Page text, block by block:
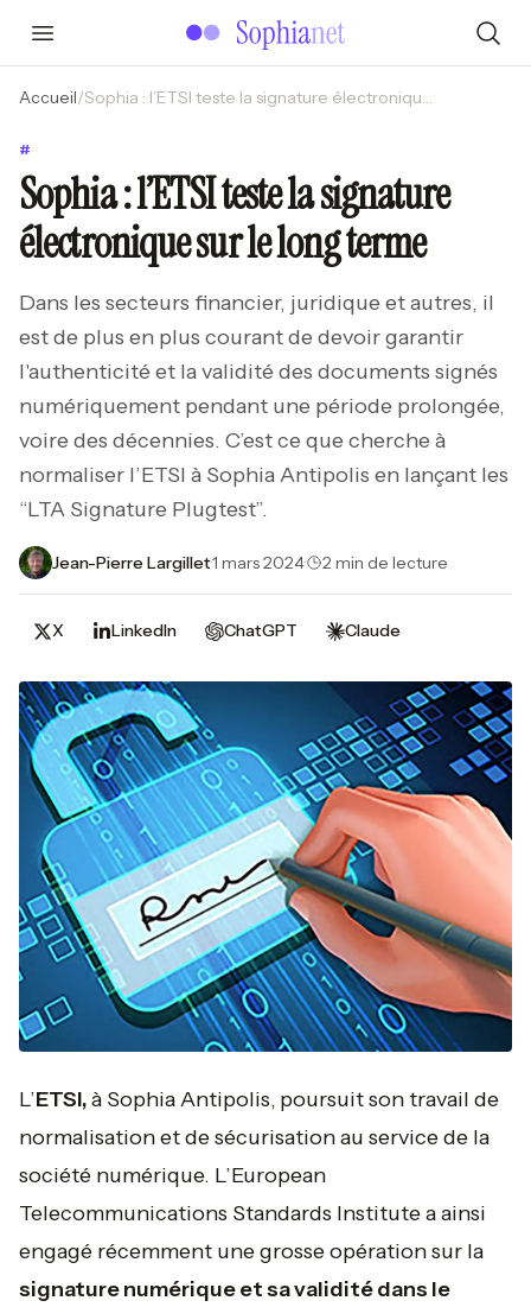
Accueil/ Sophia : l’ETSI teste la signature électronique sur le long terme
#
Sophia : l’ETSI teste la signature
électronique sur le long terme
Dans les secteurs financier, juridique et autres, il
est de plus en plus courant de devoir garantir
l'authenticité et la validité des documents signés
numériquement pendant une période prolongée,
voire des décennies. C’est ce que cherche à
normaliser l’ETSI à Sophia Antipolis en lançant les
“LTA Signature Plugtest”.
Jean-Pierre Largillet·1 mars 2024· 2 min de lecture
X LinkedIn ChatGPT Claude
L’ETSI,à Sophia Antipolis, poursuit son travail de
normalisation et de sécurisation au service de la
société numérique. L’European
Telecommunications Standards Institute a ainsi
engagé récemment une grosse opération sur la
signature numérique et sa validité dans le